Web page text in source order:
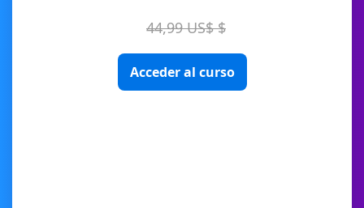
44,99 US$ $
Acceder al curso